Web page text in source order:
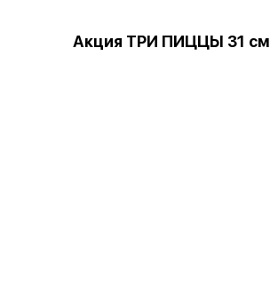
Акция ТРИ ПИЦЦЫ 31 см